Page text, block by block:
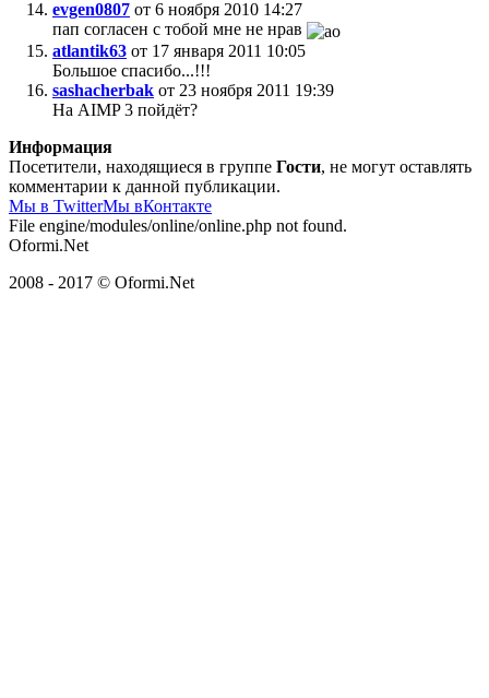
evgen0807 от 6 ноября 2010 14:27
пап согласен с тобой мне не нрав
atlantik63 от 17 января 2011 10:05
Большое спасибо...!!!
sashacherbak от 23 ноября 2011 19:39
На AIMP 3 пойдёт?
Информация
Посетители, находящиеся в группе Гости, не могут оставлять
комментарии к данной публикации.
Мы в TwitterМы вКонтакте
File engine/modules/online/online.php not found.
Oformi.Net
2008 - 2017 © Oformi.Net